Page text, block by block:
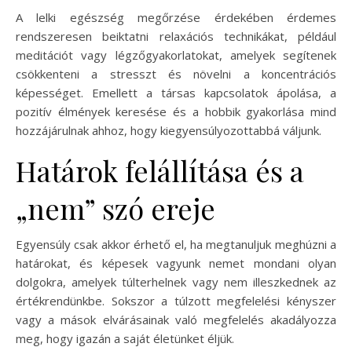
A lelki egészség megőrzése érdekében érdemes
rendszeresen beiktatni relaxációs technikákat, például
meditációt vagy légzőgyakorlatokat, amelyek segítenek
csökkenteni a stresszt és növelni a koncentrációs
képességet. Emellett a társas kapcsolatok ápolása, a
pozitív élmények keresése és a hobbik gyakorlása mind
hozzájárulnak ahhoz, hogy kiegyensúlyozottabbá váljunk.
Határok felállítása és a
„nem” szó ereje
Egyensúly csak akkor érhető el, ha megtanuljuk meghúzni a
határokat, és képesek vagyunk nemet mondani olyan
dolgokra, amelyek túlterhelnek vagy nem illeszkednek az
értékrendünkbe. Sokszor a túlzott megfelelési kényszer
vagy a mások elvárásainak való megfelelés akadályozza
meg, hogy igazán a saját életünket éljük.